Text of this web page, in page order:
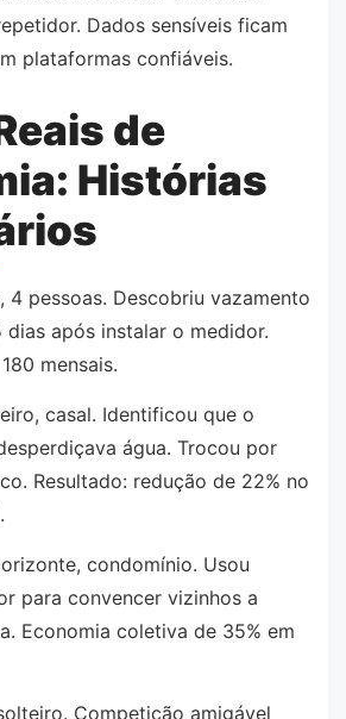
Dados sensíveis ficam
plataformas confiáveis.
de
Histórias
4 pessoas. Descobriu vazamento
dias após instalar o medidor.
mensais.
casal. Identificou que o
água. Trocou por
Resultado: redução de 22% no
condomínio. Usou
para convencer vizinhos a
Economia coletiva de 35% em
Competição amigável